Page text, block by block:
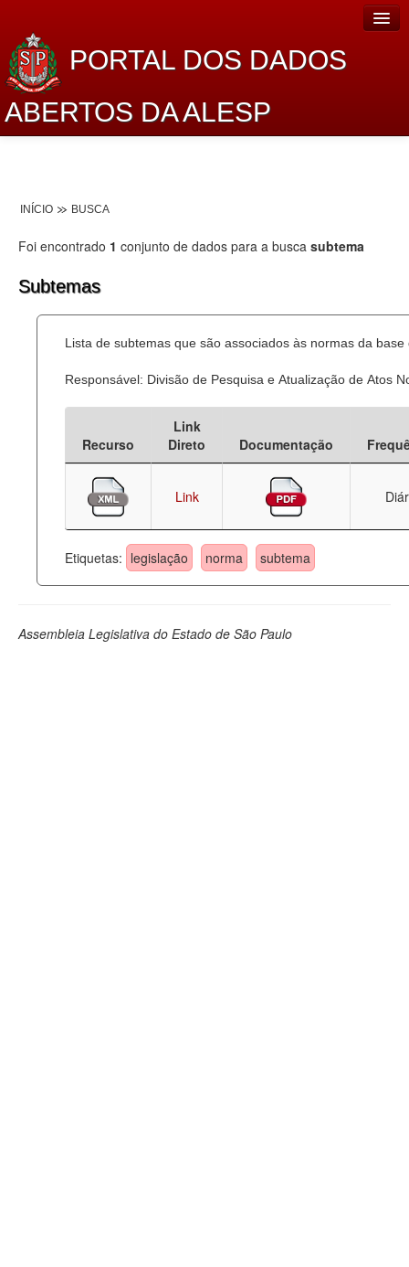
PORTAL DOS DADOS
ABERTOS DA ALESP
Lei de Acesso à Informação
Dados Governamentais Abertos
Processo Legislativo
Deputados Estaduais
Administração
Legislação
Perguntas frequentes
INÍCIO BUSCA
Foi encontrado 1 conjunto de dados para a busca subtema
Subtemas
Lista de subtemas que são associados às normas da
Responsável: Divisão de Pesquisa e Atualização de Atos
Recurso
Link
Direto
Documentação
Link
Etiquetas: legislação norma subtema
Assembleia Legislativa do Estado de São Paulo